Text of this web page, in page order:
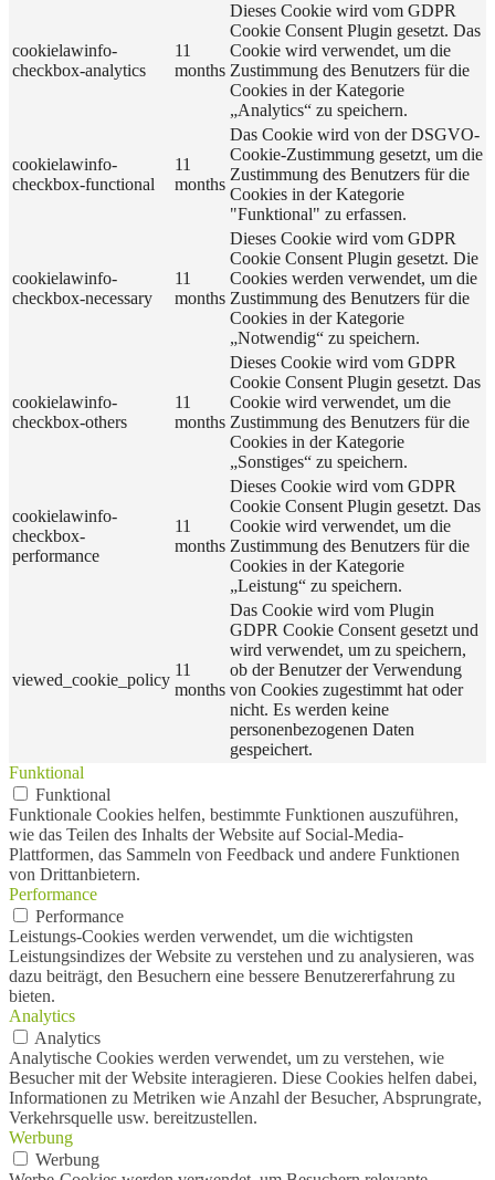
cookielawinfo-
checkbox-analytics
11
months
Dieses Cookie wird vom GDPR
Cookie Consent Plugin gesetzt. Das
Cookie wird verwendet, um die
Zustimmung des Benutzers für die
Cookies in der Kategorie
„Analytics“ zu speichern.
cookielawinfo-
checkbox-functional
11
months
Das Cookie wird von der DSGVO-
Cookie-Zustimmung gesetzt, um die
Zustimmung des Benutzers für die
Cookies in der Kategorie
"Funktional" zu erfassen.
cookielawinfo-
checkbox-necessary
11
months
Dieses Cookie wird vom GDPR
Cookie Consent Plugin gesetzt. Die
Cookies werden verwendet, um die
Zustimmung des Benutzers für die
Cookies in der Kategorie
„Notwendig“ zu speichern.
cookielawinfo-
checkbox-others
11
months
Dieses Cookie wird vom GDPR
Cookie Consent Plugin gesetzt. Das
Cookie wird verwendet, um die
Zustimmung des Benutzers für die
Cookies in der Kategorie
„Sonstiges“ zu speichern.
cookielawinfo-
checkbox-
performance
11
months
Dieses Cookie wird vom GDPR
Cookie Consent Plugin gesetzt. Das
Cookie wird verwendet, um die
Zustimmung des Benutzers für die
Cookies in der Kategorie
„Leistung“ zu speichern.
viewed_cookie_policy
11
months
Das Cookie wird vom Plugin
GDPR Cookie Consent gesetzt und
wird verwendet, um zu speichern,
ob der Benutzer der Verwendung
von Cookies zugestimmt hat oder
nicht. Es werden keine
personenbezogenen Daten
gespeichert.
Funktional
Funktional
Funktionale Cookies helfen, bestimmte Funktionen auszuführen,
wie das Teilen des Inhalts der Website auf Social-Media-
Plattformen, das Sammeln von Feedback und andere Funktionen
von Drittanbietern.
Performance
Performance
Leistungs-Cookies werden verwendet, um die wichtigsten
Leistungsindizes der Website zu verstehen und zu analysieren, was
dazu beiträgt, den Besuchern eine bessere Benutzererfahrung zu
bieten.
Analytics
Analytics
Analytische Cookies werden verwendet, um zu verstehen, wie
Besucher mit der Website interagieren. Diese Cookies helfen dabei,
Informationen zu Metriken wie Anzahl der Besucher, Absprungrate,
Verkehrsquelle usw. bereitzustellen.
Werbung
Werbung